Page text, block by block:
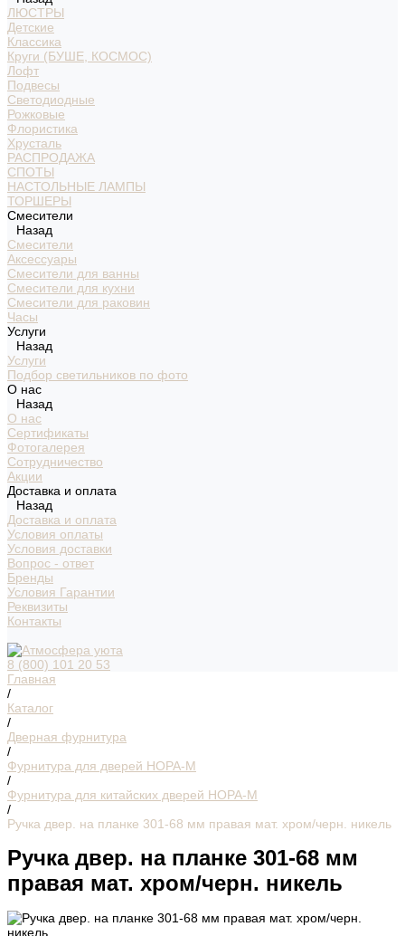
ЛЮСТРЫ
Детские
Классика
Круги (БУШЕ, КОСМОС)
Лофт
Подвесы
Светодиодные
Рожковые
Флористика
Хрусталь
РАСПРОДАЖА
СПОТЫ
НАСТОЛЬНЫЕ ЛАМПЫ
ТОРШЕРЫ
Смесители
Назад
Смесители
Аксессуары
Смесители для ванны
Смесители для кухни
Смесители для раковин
Часы
Услуги
Назад
Услуги
Подбор светильников по фото
О нас
Назад
О нас
Сертификаты
Фотогалерея
Сотрудничество
Акции
Доставка и оплата
Назад
Доставка и оплата
Условия оплаты
Условия доставки
Вопрос - ответ
Бренды
Условия Гарантии
Реквизиты
Контакты
8 (800) 101 20 53
Главная
/
Каталог
/
Дверная фурнитура
/
Фурнитура для дверей НОРА-М
/
Фурнитура для китайских дверей НОРА-М
/
Ручка двер. на планке 301-68 мм правая мат. хром/черн. никель
Ручка двер. на планке 301-68 мм
правая мат. хром/черн. никель